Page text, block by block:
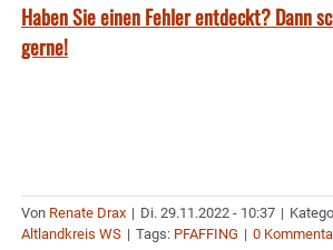
Haben Sie einen Fehler entdeckt? Dann
gerne!
Von Renate Drax | Di. 29.11.2022 - 10:37 |
Altlandkreis WS | Tags: PFAFFING | 0